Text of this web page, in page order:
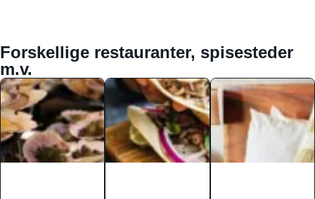
Forskellige restauranter, spisesteder
m.v.